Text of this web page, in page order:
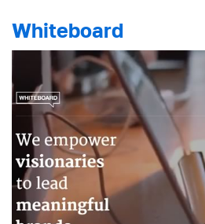
Whiteboard